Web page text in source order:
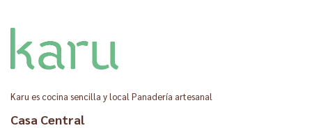
Karu es cocina sencilla y local Panadería artesanal
Casa Central